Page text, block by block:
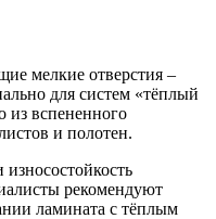
мелкие отверстия –
для систем «тёплый
из вспененного
и полотен.
рекомендуют
ламината с тёплым